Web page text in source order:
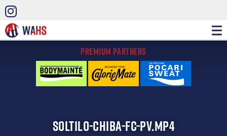
PREMIUM PARTNERS
SOLTILO-CHIBA-FC-PV.MP4